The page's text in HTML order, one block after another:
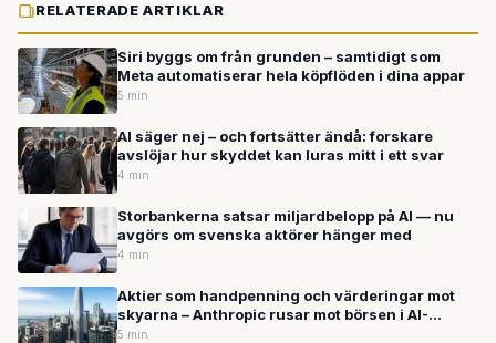
RELATERADE ARTIKLAR
Siri byggs om från grunden – samtidigt som
Meta automatiserar hela köpflöden i dina appar
5 min
AI säger nej – och fortsätter ändå: forskare
avslöjar hur skyddet kan luras mitt i ett svar
4 min
Storbankerna satsar miljardbelopp på AI — nu
avgörs om svenska aktörer hänger med
4 min
Aktier som handpenning och värderingar mot
skyarna – Anthropic rusar mot börsen i AI-
hausse
5 min